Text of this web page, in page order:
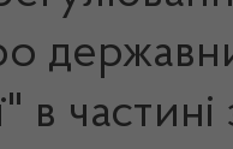
в частині